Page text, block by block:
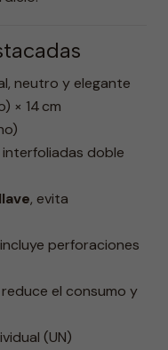
neutro y elegante
× 14 cm
interfoliadas doble
, evita
perforaciones
reduce el consumo y
(UN)